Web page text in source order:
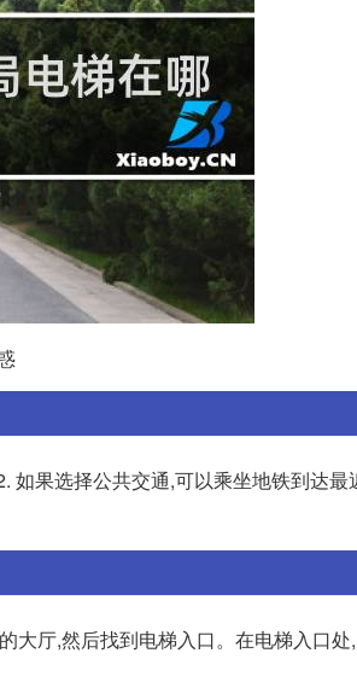
如果选择公共交通,可以乘坐地铁到达
厅,然后找到电梯入口。在电梯入口处